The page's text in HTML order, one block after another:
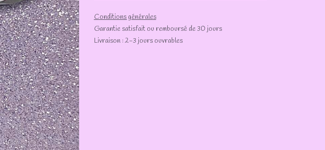
Conditions générales
Garantie satisfait ou remboursé de 30 jours
Livraison : 2-3 jours ouvrables